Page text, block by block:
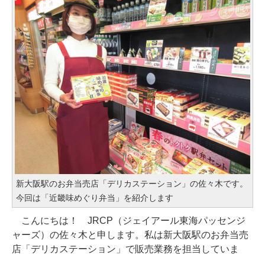
新大阪駅のお弁当売店「デリカステーション」の佐々木です。
今回は「近畿味めぐり弁当」を紹介します
こんにちは！ JRCP（ジェイアール東海パッセンジ
ャーズ）の佐々木と申します。私は新大阪駅のお弁当売
店「デリカステーション」で販売業務を担当していま